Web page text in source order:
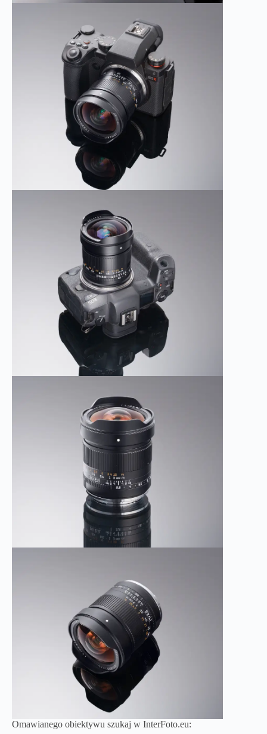
Omawianego obiektywu szukaj w InterFoto.eu: